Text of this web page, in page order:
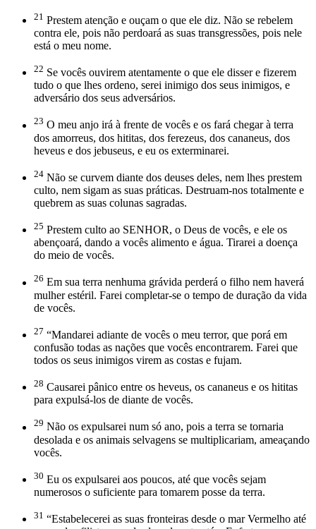
21 Prestem atenção e ouçam o que ele diz. Não se rebelem
contra ele, pois não perdoará as suas transgressões, pois nele
está o meu nome.
22 Se vocês ouvirem atentamente o que ele disser e fizerem
tudo o que lhes ordeno, serei inimigo dos seus inimigos, e
adversário dos seus adversários.
23 O meu anjo irá à frente de vocês e os fará chegar à terra
dos amorreus, dos hititas, dos ferezeus, dos cananeus, dos
heveus e dos jebuseus, e eu os exterminarei.
24 Não se curvem diante dos deuses deles, nem lhes prestem
culto, nem sigam as suas práticas. Destruam-nos totalmente e
quebrem as suas colunas sagradas.
25 Prestem culto ao SENHOR, o Deus de vocês, e ele os
abençoará, dando a vocês alimento e água. Tirarei a doença
do meio de vocês.
26 Em sua terra nenhuma grávida perderá o filho nem haverá
mulher estéril. Farei completar-se o tempo de duração da vida
de vocês.
27 “Mandarei adiante de vocês o meu terror, que porá em
confusão todas as nações que vocês encontrarem. Farei que
todos os seus inimigos virem as costas e fujam.
28 Causarei pânico entre os heveus, os cananeus e os hititas
para expulsá-los de diante de vocês.
29 Não os expulsarei num só ano, pois a terra se tornaria
desolada e os animais selvagens se multiplicariam, ameaçando
vocês.
30 Eu os expulsarei aos poucos, até que vocês sejam
numerosos o suficiente para tomarem posse da terra.
31 “Estabelecerei as suas fronteiras desde o mar Vermelho até